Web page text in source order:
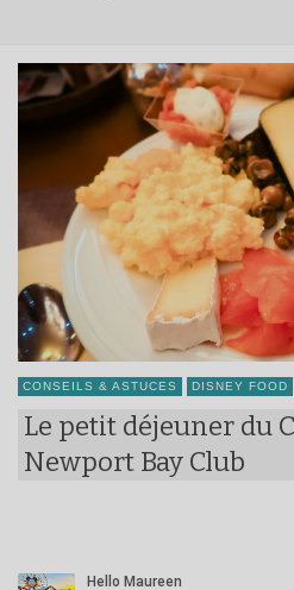
CONSEILS & ASTUCES DISNEY FOOD
Le petit déjeuner du
Newport Bay Club